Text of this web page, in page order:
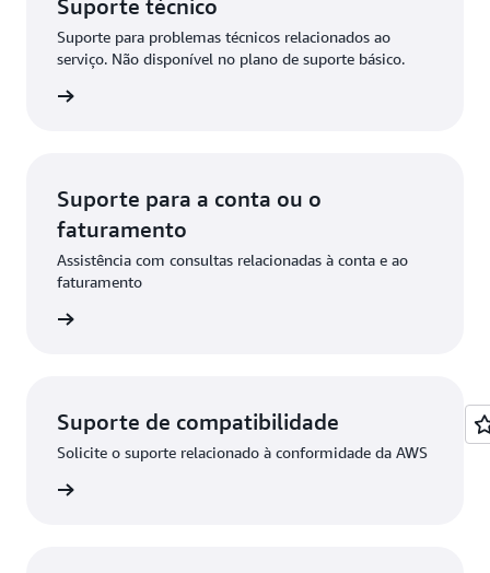
Suporte técnico
Suporte para problemas técnicos relacionados ao
serviço. Não disponível no plano de suporte básico.
Suporte para a conta ou o
faturamento
Assistência com consultas relacionadas à conta e ao
faturamento
Suporte de compatibilidade
Solicite o suporte relacionado à conformidade da AWS